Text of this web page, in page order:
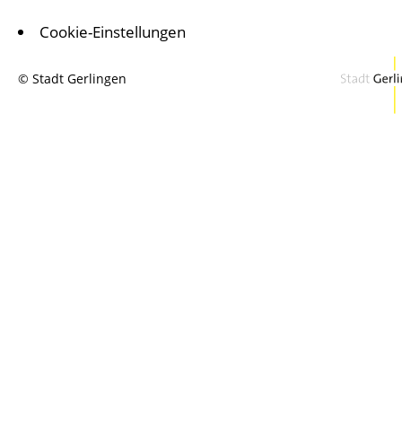
Cookie-Einstellungen
© Stadt Gerlingen